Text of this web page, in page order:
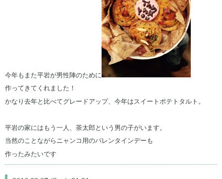
今年もまた平岩が男性陣のために
作ってきてくれました！
かなり去年と比べてグレードアップ、今年はスイートポテトタルト。
平岩の家にはもう一人、茶太郎という男の子がいます。
当然のことながらニャンコ用のバレンタインデーも
作ったみたいです